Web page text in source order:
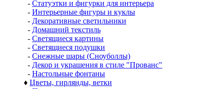
- Статуэтки и фигурки для интерьера
- Интерьерные фигуры и куклы
- Декоративные светильники
- Домашний текстиль
- Светящиеся картины
- Светящиеся подушки
- Снежные шары (Сноуболлы)
- Декор и украшения в стиле "Прованс"
- Настольные фонтаны
♦ Цветы, гирлянды, ветки